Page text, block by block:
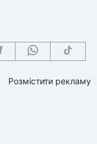
Розмістити рекламу